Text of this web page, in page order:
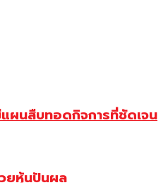
ผนสืบทอดกิจการที่ชัดเจน
ยหุ้นปันผล